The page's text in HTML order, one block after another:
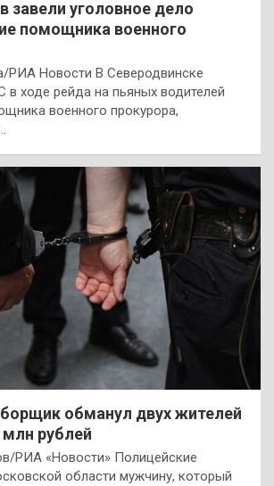
завели уголовное дело
помощника военного
РИА Новости В Северодвинске
ходе рейда на пьяных водителей
военного прокурора,
обманул двух жителей
рублей
РИА «Новости» Полицейские
области мужчину, который